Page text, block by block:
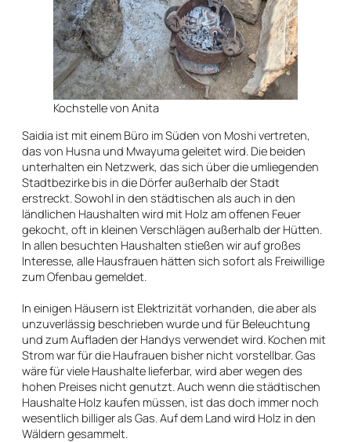
Kochstelle von Anita
Saidia ist mit einem Büro im Süden von Moshi vertreten,
das von Husna und Mwayuma geleitet wird. Die beiden
unterhalten ein Netzwerk, das sich über die umliegenden
Stadtbezirke bis in die Dörfer außerhalb der Stadt
erstreckt. Sowohl in den städtischen als auch in den
ländlichen Haushalten wird mit Holz am offenen Feuer
gekocht, oft in kleinen Verschlägen außerhalb der Hütten.
In allen besuchten Haushalten stießen wir auf großes
Interesse, alle Hausfrauen hätten sich sofort als Freiwillige
zum Ofenbau gemeldet.
In einigen Häusern ist Elektrizität vorhanden, die aber als
unzuverlässig beschrieben wurde und für Beleuchtung
und zum Aufladen der Handys verwendet wird. Kochen mit
Strom war für die Haufrauen bisher nicht vorstellbar. Gas
wäre für viele Haushalte lieferbar, wird aber wegen des
hohen Preises nicht genutzt. Auch wenn die städtischen
Haushalte Holz kaufen müssen, ist das doch immer noch
wesentlich billiger als Gas. Auf dem Land wird Holz in den
Wäldern gesammelt.